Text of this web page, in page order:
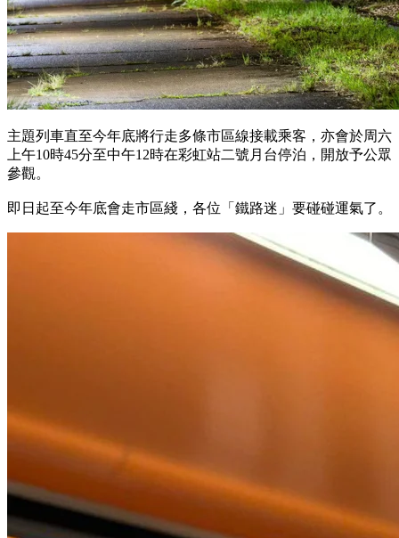
主題列車直至今年底將行走多條市區線接載乘客，亦會於周六
上午10時45分至中午12時在彩虹站二號月台停泊，開放予公眾
參觀。
即日起至今年底會走市區綫，各位「鐵路迷」要碰碰運氣了。